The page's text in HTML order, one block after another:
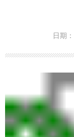
日期